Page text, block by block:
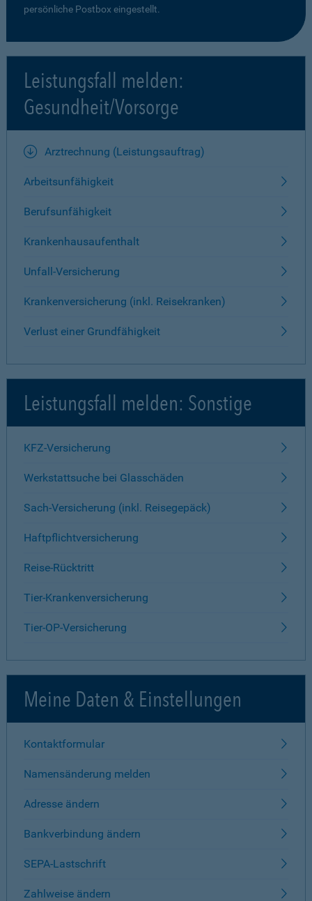
persönliche Postbox eingestellt.
Leistungsfall melden:
Gesundheit/Vorsorge
Arztrechnung (Leistungsauftrag)
Arbeitsunfähigkeit
Berufsunfähigkeit
Krankenhausaufenthalt
Unfall-Versicherung
Krankenversicherung (inkl. Reisekranken)
Verlust einer Grundfähigkeit
Leistungsfall melden: Sonstige
KFZ-Versicherung
Werkstattsuche bei Glasschäden
Sach-Versicherung (inkl. Reisegepäck)
Haftpflichtversicherung
Reise-Rücktritt
Tier-Krankenversicherung
Tier-OP-Versicherung
Meine Daten & Einstellungen
Kontaktformular
Namensänderung melden
Adresse ändern
Bankverbindung ändern
SEPA-Lastschrift
Zahlweise ändern